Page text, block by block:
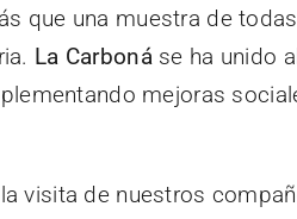
que una muestra de
La Carbonáse ha unido
mejoras
visita de nuestros